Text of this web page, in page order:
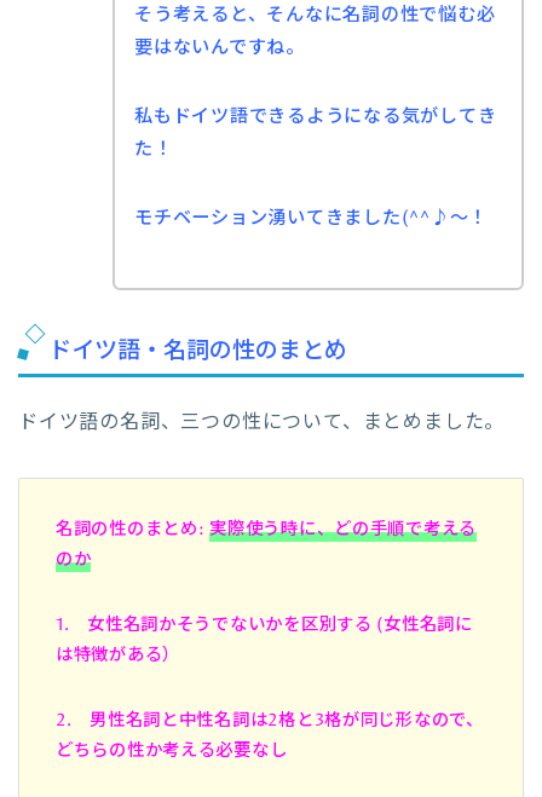
そう考えると、そんなに名詞の性で悩む必
要はないんですね。
私もドイツ語できるようになる気がしてき
た！
モチベーション湧いてきました(^^♪～！
ドイツ語・名詞の性のまとめ
ドイツ語の名詞、三つの性について、まとめました。
名詞の性のまとめ:実際使う時に、どの手順で考える
のか
1. 女性名詞かそうでないかを区別する (女性名詞に
は特徴がある）
2. 男性名詞と中性名詞は2格と3格が同じ形なので、
どちらの性か考える必要なし